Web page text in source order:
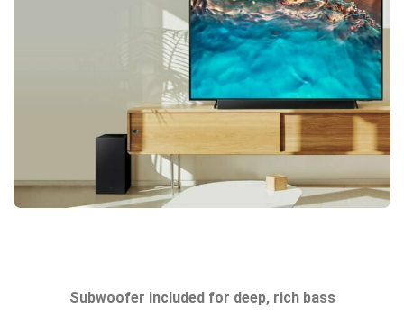
Subwoofer included for deep, rich bass